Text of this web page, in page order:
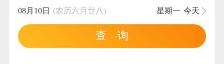
08月10日 (农历六月廿八) 星期一 今天
查 询